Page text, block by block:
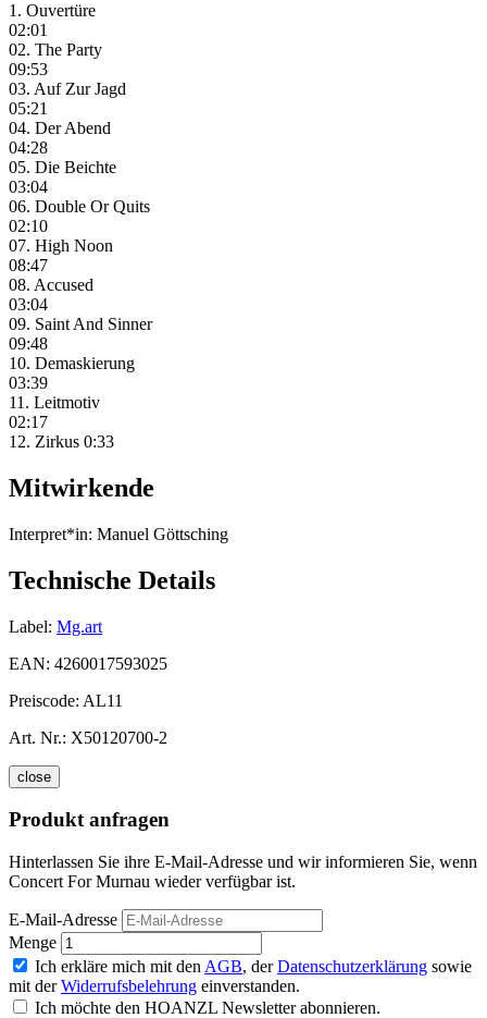
1. Ouvertüre
02:01
02. The Party
09:53
03. Auf Zur Jagd
05:21
04. Der Abend
04:28
05. Die Beichte
03:04
06. Double Or Quits
02:10
07. High Noon
08:47
08. Accused
03:04
09. Saint And Sinner
09:48
10. Demaskierung
03:39
11. Leitmotiv
02:17
12. Zirkus 0:33
Mitwirkende
Interpret*in: Manuel Göttsching
Technische Details
Label: Mg.art
EAN: 4260017593025
Preiscode: AL11
Art. Nr.: X50120700-2
close
Produkt anfragen
Hinterlassen Sie ihre E-Mail-Adresse und wir informieren Sie, wenn
Concert For Murnau wieder verfügbar ist.
E-Mail-Adresse
Menge
Ich erkläre mich mit den AGB, derDatenschutzerklärung sowie
mit derWiderrufsbelehrung einverstanden.
Ich möchte den HOANZL Newsletter abonnieren.